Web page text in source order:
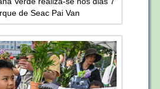
de Seac Pai Van